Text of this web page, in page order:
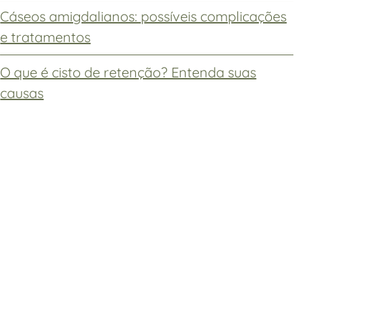
Cáseos amigdalianos: possíveis complicações
e tratamentos
O que é cisto de retenção? Entenda suas
causas